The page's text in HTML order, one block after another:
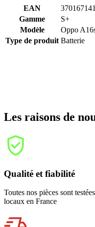
EAN
Gamme
S+
Modèle
Oppo
Type de produit Batterie
Les raisons de
Qualité et fiabilité
Toutes nos pièces sont
locaux en France